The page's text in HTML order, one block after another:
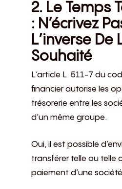
2. Le Temps
: N’écrivez
L’inverse De
Souhaité
L’article L. 511-7 du
financier autorise les
trésorerie entre les
d’un même groupe.
Oui, il est possible
transférer telle ou telle
paiement d’une